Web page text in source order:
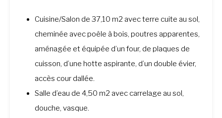
Cuisine/Salon de 37,10 m2 avec terre cuite au sol,
cheminée avec poêle à bois, poutres apparentes,
aménagée et équipée d’un four, de plaques de
cuisson, d’une hotte aspirante, d’un double évier,
accès cour dallée.
Salle d’eau de 4,50 m2 avec carrelage au sol,
douche, vasque.